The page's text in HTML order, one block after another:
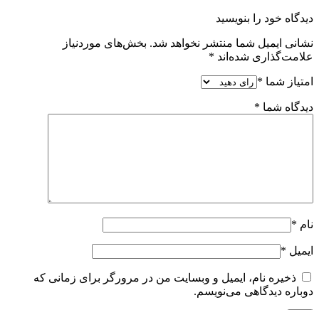
دیدگاه خود را بنویسید
نشانی ایمیل شما منتشر نخواهد شد. بخش‌های موردنیاز
علامت‌گذاری شده‌اند *
امتیاز شما *
دیدگاه شما *
نام *
ایمیل *
ذخیره نام، ایمیل و وبسایت من در مرورگر برای زمانی که
دوباره دیدگاهی می‌نویسم.